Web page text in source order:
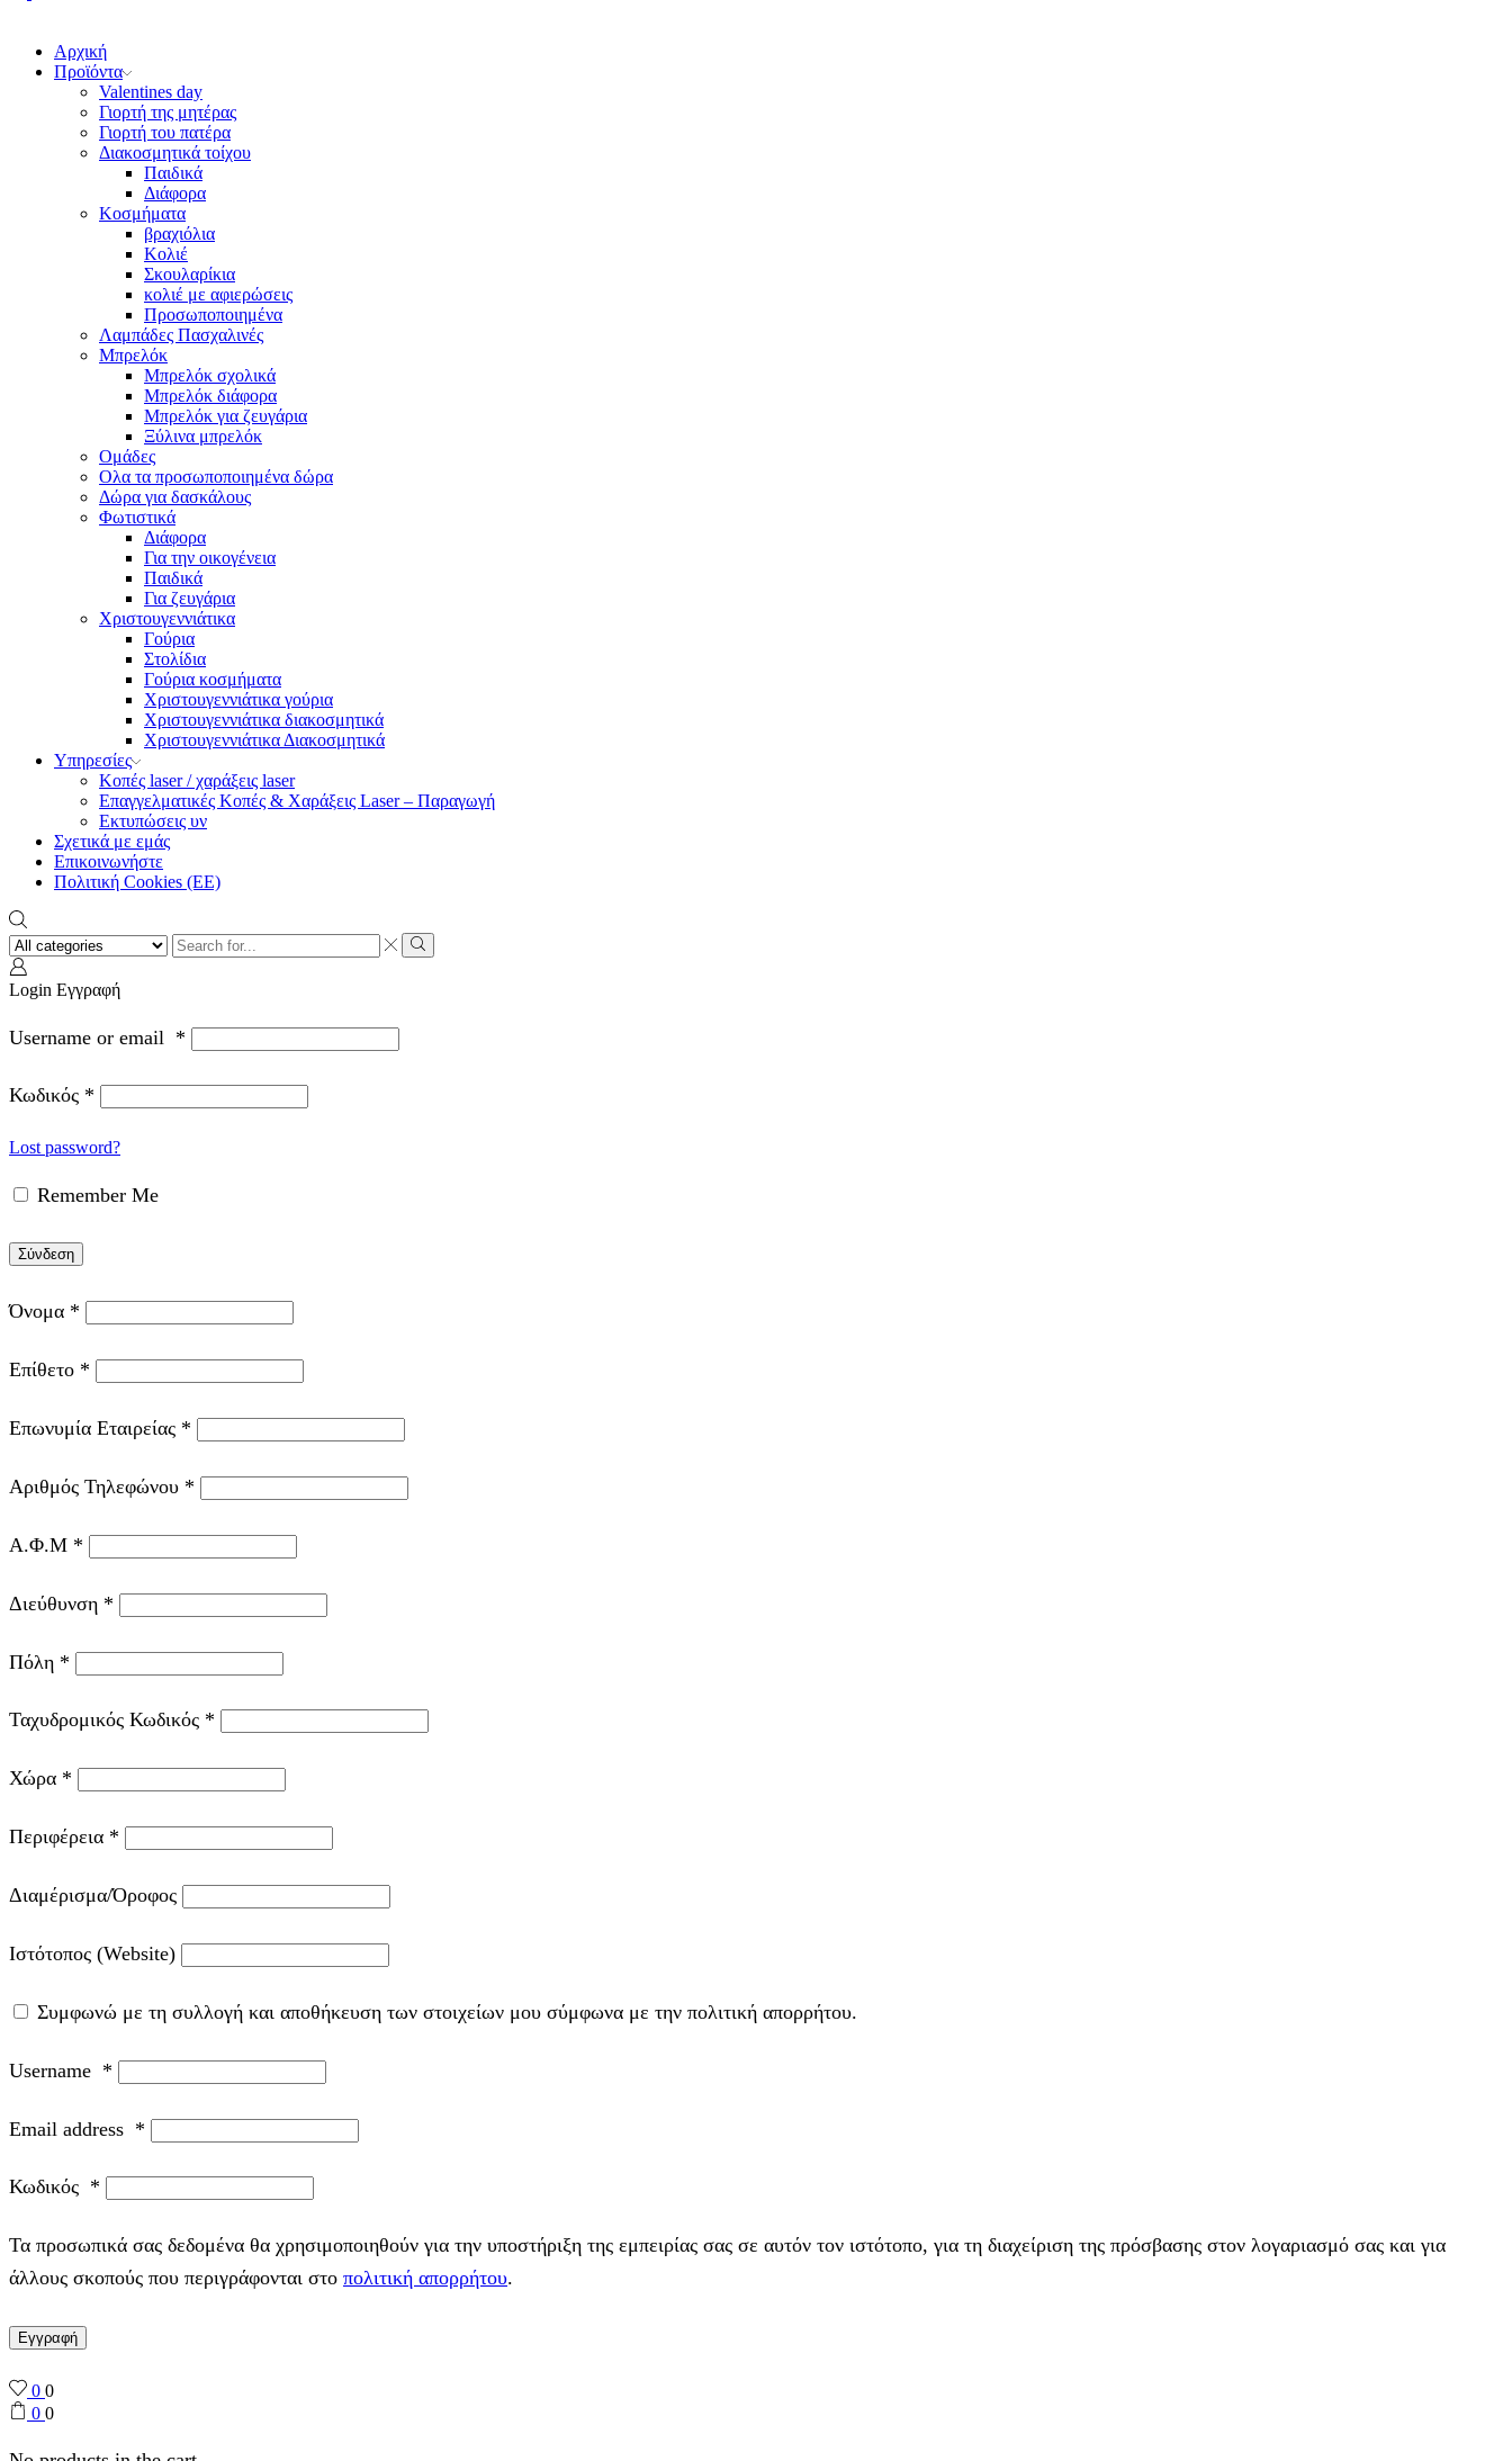
Αρχική
Προϊόντα
Valentines day
Γιορτή της μητέρας
Γιορτή του πατέρα
Διακοσμητικά τοίχου
Παιδικά
Διάφορα
Κοσμήματα
βραχιόλια
Kολιέ
Σκουλαρίκια
κολιέ με αφιερώσεις
Προσωποποιημένα
Λαμπάδες Πασχαλινές
Μπρελόκ
Μπρελόκ σχολικά
Μπρελόκ διάφορα
Μπρελόκ για ζευγάρια
Ξύλινα μπρελόκ
Ομάδες
Ολα τα προσωποποιημένα δώρα
Δώρα για δασκάλους
Φωτιστικά
Διάφορα
Για την οικογένεια
Παιδικά
Για ζευγάρια
Χριστουγεννιάτικα
Γούρια
Στολίδια
Γούρια κοσμήματα
Χριστουγεννιάτικα γούρια
Χριστουγεννιάτικα διακοσμητικά
Χριστουγεννιάτικα Διακοσμητικά
Υπηρεσίες
Κοπές laser / χαράξεις laser
Επαγγελματικές Κοπές & Χαράξεις Laser – Παραγωγή
Εκτυπώσεις υν
Σχετικά με εμάς
Επικοινωνήστε
Πολιτική Cookies (ΕΕ)
Search
input
Search
Login Εγγραφή
Username or email *
Κωδικός *
Lost password?
Remember Me
Σύνδεση
Όνομα *
Επίθετο *
Επωνυμία Εταιρείας *
Αριθμός Τηλεφώνου *
Α.Φ.Μ *
Διεύθυνση *
Πόλη *
Ταχυδρομικός Κωδικός *
Χώρα *
Περιφέρεια *
Διαμέρισμα/Όροφος
Ιστότοπος (Website)
Συμφωνώ με τη συλλογή και αποθήκευση των στοιχείων μου σύμφωνα με την πολιτική απορρήτου.
Username *
Email address *
Κωδικός *
Τα προσωπικά σας δεδομένα θα χρησιμοποιηθούν για την υποστήριξη της εμπειρίας σας σε αυτόν τον ιστότοπο, για τη διαχείριση της πρόσβασης στον λογαριασμό σας και για
άλλους σκοπούς που περιγράφονται στο πολιτική απορρήτου.
Εγγραφή
0 0
0 0